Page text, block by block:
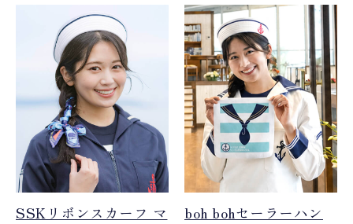
SSKリボンスカーフ マ
boh bohセーラーハン